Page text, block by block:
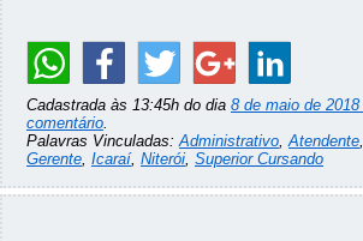
Cadastrada às 13:45h do dia 8 de maio de 2018
comentário.
Palavras Vinculadas:Administrativo,Atendente,
Gerente, Icaraí, Niterói, Superior Cursando